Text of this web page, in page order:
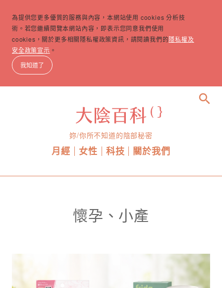
為提供您更多優質的服務與內容，本網站使用 cookies 分析技
術。若您繼續閱覽本網站內容，即表示您同意我們使用
cookies，關於更多相關隱私權政策資訊，請閱讀我們的隱私權及
安全政策宣示 。
我知道了
妳/你所不知道的陰部秘密
月經 女性 科技 關於我們
search
懷孕、小產